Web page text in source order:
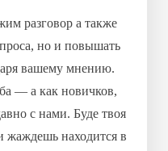
разговор а также
но и повышать
вашему мнению.
— а как новичков,
с нами. Буде твоя
жаждешь находится в